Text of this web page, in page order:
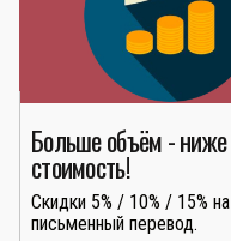
Больше объём - ниже
стоимость!
Скидки 5% / 10% / 15% на
письменный перевод.